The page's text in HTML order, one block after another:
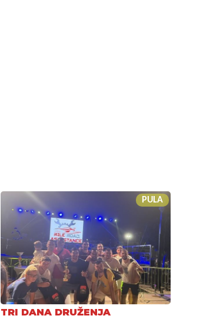
PULA
TRI DANA DRUŽENJA